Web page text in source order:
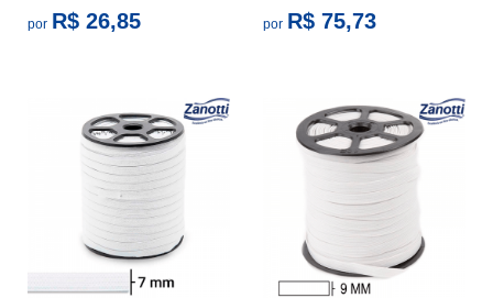
por R$ 26,85 por R$ 75,73